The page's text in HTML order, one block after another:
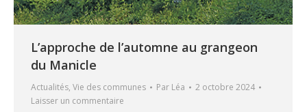
L’approche de l’automne au grangeon
du Manicle
Actualités, Vie des communes Par Léa
2 octobre 2024
Laisser un commentaire